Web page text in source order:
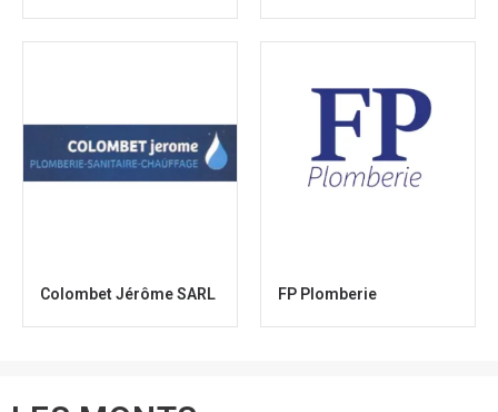
Colombet Jérôme SARL FP Plomberie